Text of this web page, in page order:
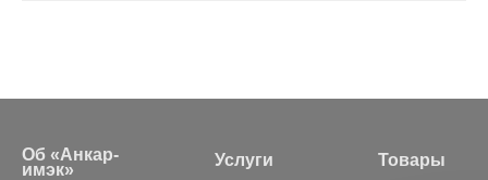
Об «Анкар-
имэк»
Услуги Товары